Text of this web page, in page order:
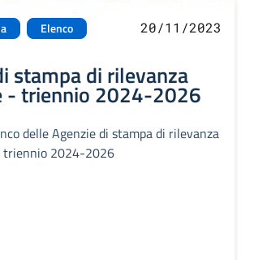
Elenco 20/11/2023
stampa di rilevanza
- triennio 2024-2026
delle Agenzie di stampa di rilevanza
triennio 2024-2026